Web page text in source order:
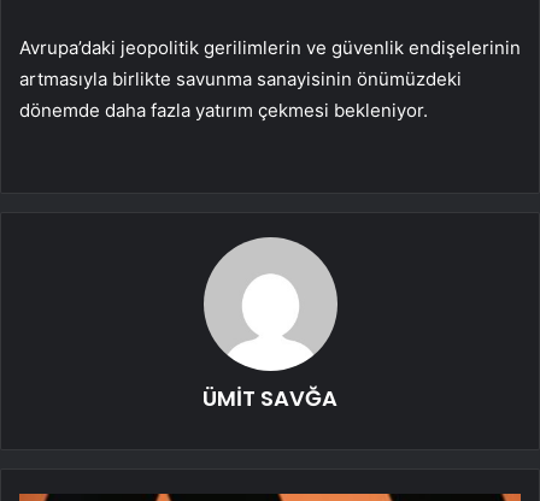
Avrupa’daki jeopolitik gerilimlerin ve güvenlik endişelerinin
artmasıyla birlikte savunma sanayisinin önümüzdeki
dönemde daha fazla yatırım çekmesi bekleniyor.
ÜMİT SAVĞA